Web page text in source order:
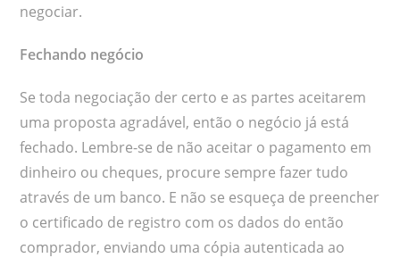
negociar.
Fechando negócio
Se toda negociação der certo e as partes aceitarem
uma proposta agradável, então o negócio já está
fechado. Lembre-se de não aceitar o pagamento em
dinheiro ou cheques, procure sempre fazer tudo
através de um banco. E não se esqueça de preencher
o certificado de registro com os dados do então
comprador, enviando uma cópia autenticada ao